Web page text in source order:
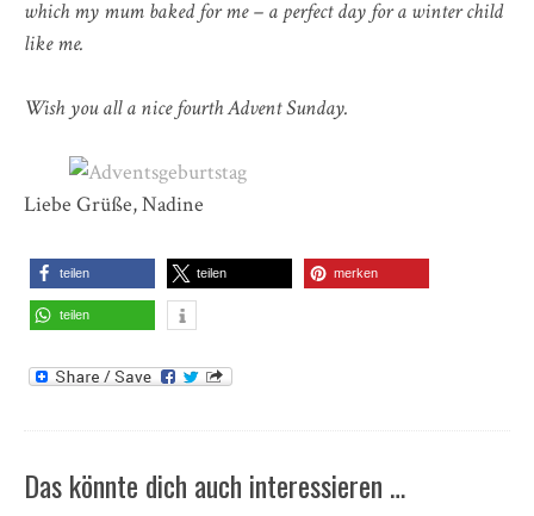
which my mum baked for me – a perfect day for a winter child
like me.
Wish you all a nice fourth Advent Sunday.
Liebe Grüße, Nadine
teilen teilen merken
teilen
Das könnte dich auch interessieren …